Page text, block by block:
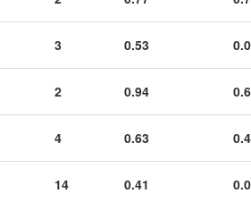
3 0.53
2 0.94
4 0.63
14 0.41